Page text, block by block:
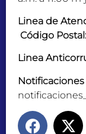
Linea de
Código Postal:
Linea